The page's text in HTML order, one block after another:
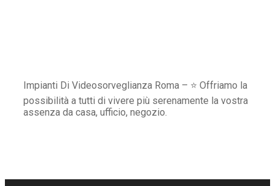
Impianti Di Videosorveglianza Roma – ⭐ Offriamo la
possibilità a tutti di vivere più serenamente la vostra
assenza da casa, ufficio, negozio.